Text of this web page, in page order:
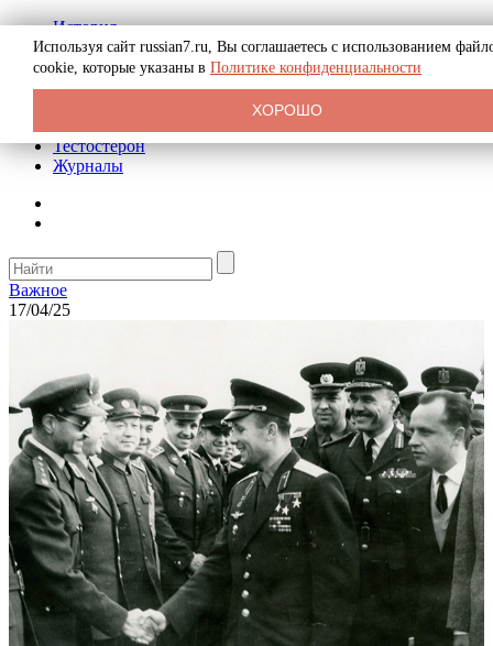
История
Биография
Криминал
Реклама на сайте
Тестостерон
Журналы
Важное
17/04/25
Используя сайт russian7.ru, Вы соглашаетесь с использованием
cookie, которые указаны в Политике конфиденциальности
ХОРОШО